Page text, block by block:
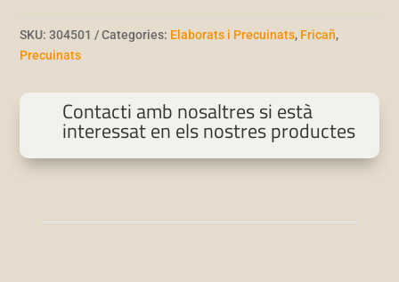
SKU:304501 Categories: Elaborats i Precuinats, Fricañ,
Precuinats
Contacti amb nosaltres si està
interessat en els nostres productes